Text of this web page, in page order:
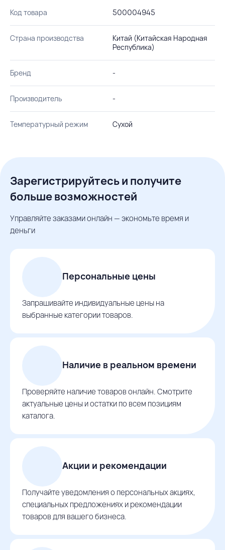
Код товара 500004945
Страна производства
Китай (Китайская Народная
Республика)
Бренд -
Производитель -
Температурный режим Сухой
Зарегистрируйтесь и получите
больше возможностей
Управляйте заказами онлайн — экономьте время и
деньги
Персональные цены
Запрашивайте индивидуальные цены на
выбранные категории товаров.
Наличие в реальном времени
Проверяйте наличие товаров онлайн. Смотрите
актуальные цены и остатки по всем позициям
каталога.
Акции и рекомендации
Получайте уведомления о персональных акциях,
специальных предложениях и рекомендации
товаров для вашего бизнеса.